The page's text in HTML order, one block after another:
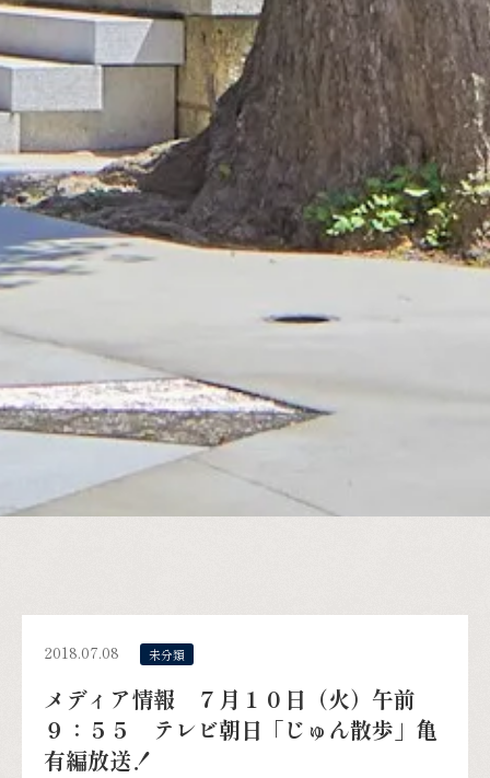
2018.07.08 未分類
メディア情報 ７月１０日（火）午前
９：５５ テレビ朝日「じゅん散歩」亀
有編放送！